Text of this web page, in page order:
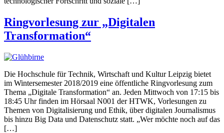
Ringvorlesung zur „Digitalen
Transformation“
Die Hochschule für Technik, Wirtschaft und Kultur Leipzig bietet
im Wintersemester 2018/2019 eine öffentliche Ringvorlesung zum
Thema „Digitale Transformation“ an. Jeden Mittwoch von 17:15 bis
18:45 Uhr finden im Hörsaal N001 der HTWK, Vorlesungen zu
Themen von Digitalisierung und Ethik, über digitalen Journalismus
bis hinzu Big Data und Datenschutz statt. „Wer möchte noch auf das
[…]